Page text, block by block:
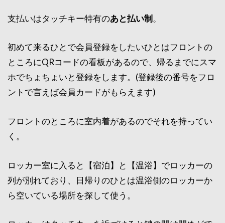
支払いはタッチキー特有のあと払い制。
初めて来るひとで会員登録をしたいひとはフロントの
ところにQRコードの看板があるので、帰るまでにスマ
ホでちょちょいと登録をします。(登録後の番号をフロ
ントで言えば会員カードがもらえます)
フロントのところに室内着があるのでそれを持ってい
く。
ロッカー室に入ると【宿泊】と【温浴】でロッカーの
列が別れており、日帰りのひとは温浴側のロッカーか
ら空いている場所を探して使う。